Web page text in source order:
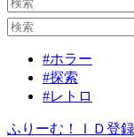
#ホラー
#探索
#レトロ
ふりーむ！ＩＤ登録